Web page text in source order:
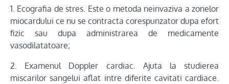
1. Ecografia de stres. Este o metoda neinvaziva a zonelor
miocardului ce nu se contracta corespunzator dupa efort
fizic sau dupa administrarea de medicamente
vasodilatatoare;
2. Examenul Doppler cardiac. Ajuta la studierea
miscarilor sangelui aflat intre diferite cavitati cardiace.